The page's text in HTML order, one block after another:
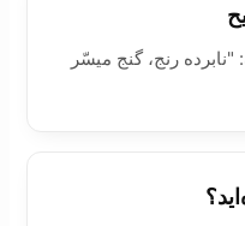
رنج، گنج میسّر